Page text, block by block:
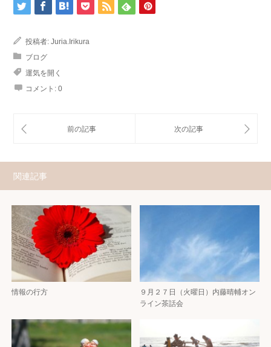
投稿者: Juria.Irikura
ブログ
運気を開く
コメント: 0
関連記事
情報の行方
９月２７日（火曜日）内藤晴輔オン
ライン茶話会